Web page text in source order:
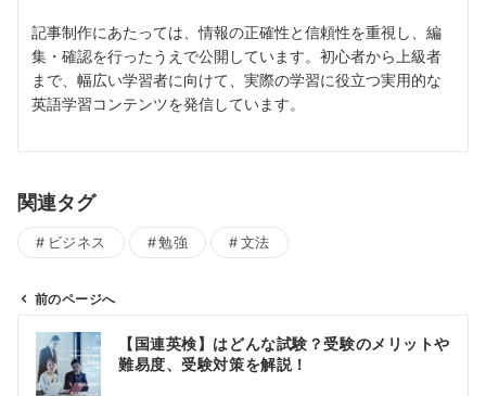
記事制作にあたっては、情報の正確性と信頼性を重視し、編
集・確認を行ったうえで公開しています。初心者から上級者
まで、幅広い学習者に向けて、実際の学習に役立つ実用的な
英語学習コンテンツを発信しています。
関連タグ
ビジネス 勉強 文法
前のページへ
【国連英検】はどんな試験？受験のメリットや
難易度、受験対策を解説！